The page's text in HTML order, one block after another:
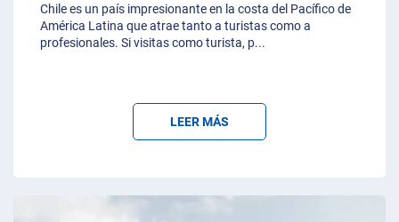
Chile es un país impresionante en la costa del Pacífico de
América Latina que atrae tanto a turistas como a
profesionales. Si visitas como turista, p...
LEER MÁS